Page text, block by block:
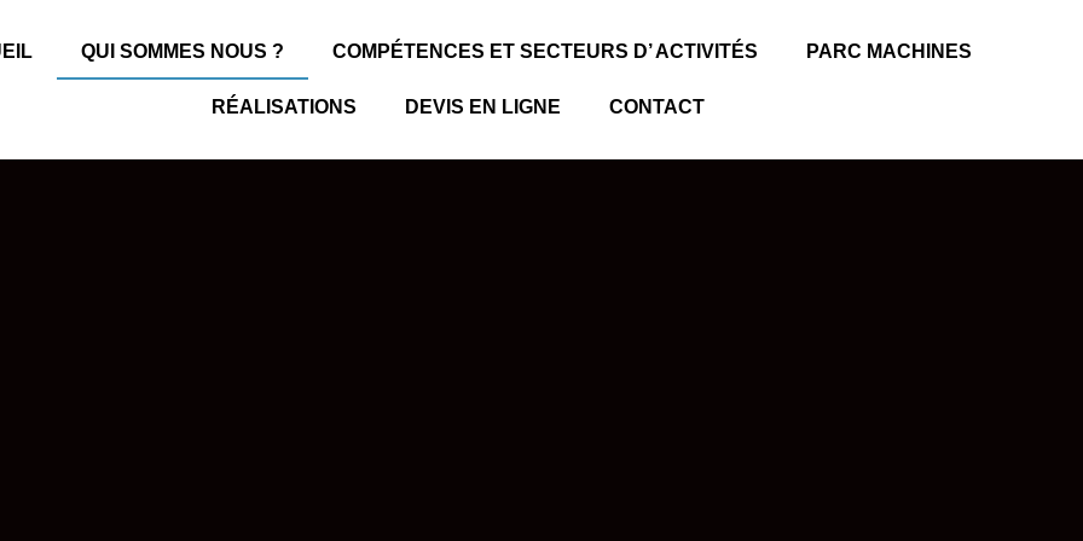
QUI SOMMES NOUS ? COMPÉTENCES ET SECTEURS D’ ACTIVITÉS PARC MACHINES
RÉALISATIONS DEVIS EN LIGNE CONTACT